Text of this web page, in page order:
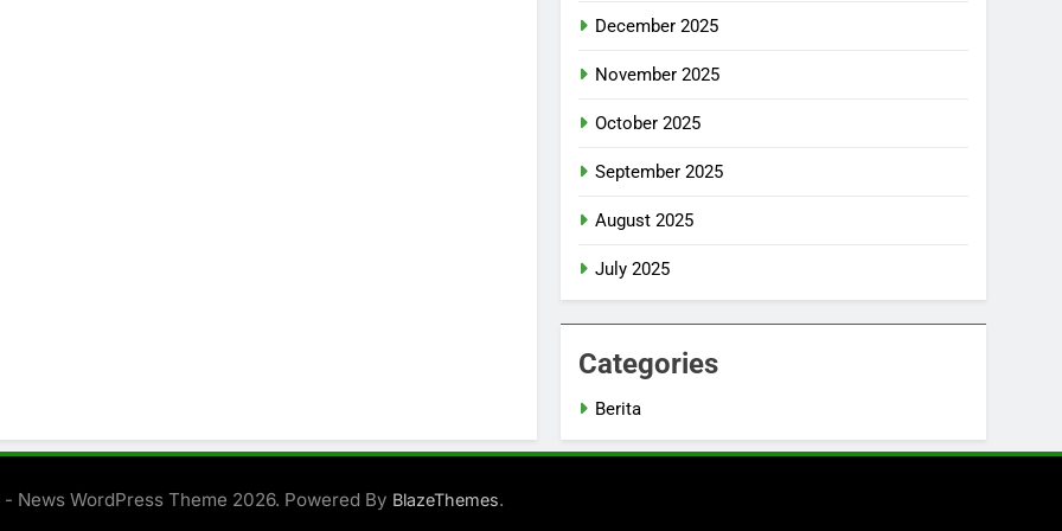
December 2025
November 2025
October 2025
September 2025
August 2025
July 2025
Categories
Berita
News WordPress Theme 2026. Powered By BlazeThemes.